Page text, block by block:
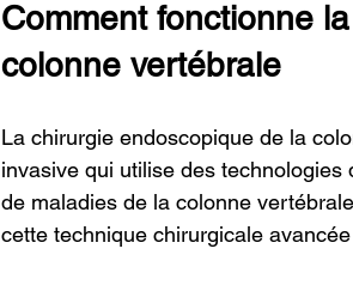
Comment fonctionne
colonne vertébrale
La chirurgie endoscopique de la
invasive qui utilise des
de maladies de la colonne
cette technique chirurgicale avancée